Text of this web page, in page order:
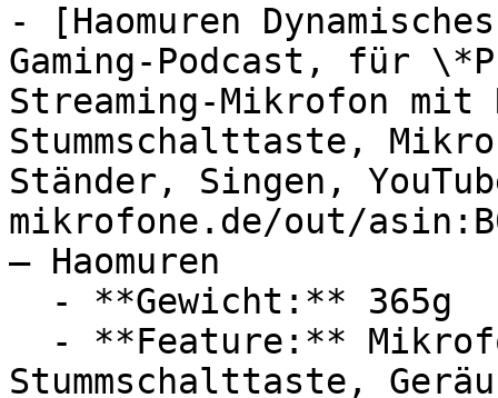
- [Haomuren
Gaming-Podcast, für
Streaming-Mikrofon mit
Stummschalttaste,
Ständer, Singen,
mikrofone.de/out/
— Haomuren
Stummschalttaste,